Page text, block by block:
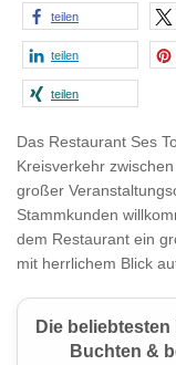
teilen
teilen
teilen
Das Restaurant Ses
Kreisverkehr
großer
Stammkunden
dem Restaurant ein
mit herrlichem Blick
Die
Buchten &